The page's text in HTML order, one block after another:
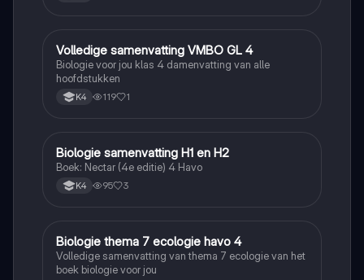
Biologie
Volledige samenvatting VMBO GL 4
Biologie voor jou klas 4 damenvatting van alle
hoofdstukken
K4 119 1
Biologie
Biologie samenvatting H1 en H2
Boek: Nectar (4e editie) 4 Havo
K4 95 3
Biologie
Biologie thema 7 ecologie havo 4
Volledige samenvatting van thema 7 ecologie van het
boek biologie voor jou